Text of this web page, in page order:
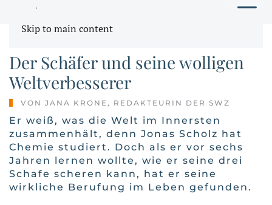
Skip to main content
Der Schäfer und seine wolligen
Weltverbesserer
VON JANA KRONE, REDAKTEURIN DER SWZ
Er weiß, was die Welt im Innersten
zusammenhält, denn Jonas Scholz hat
Chemie studiert. Doch als er vor sechs
Jahren lernen wollte, wie er seine drei
Schafe scheren kann, hat er seine
wirkliche Berufung im Leben gefunden.